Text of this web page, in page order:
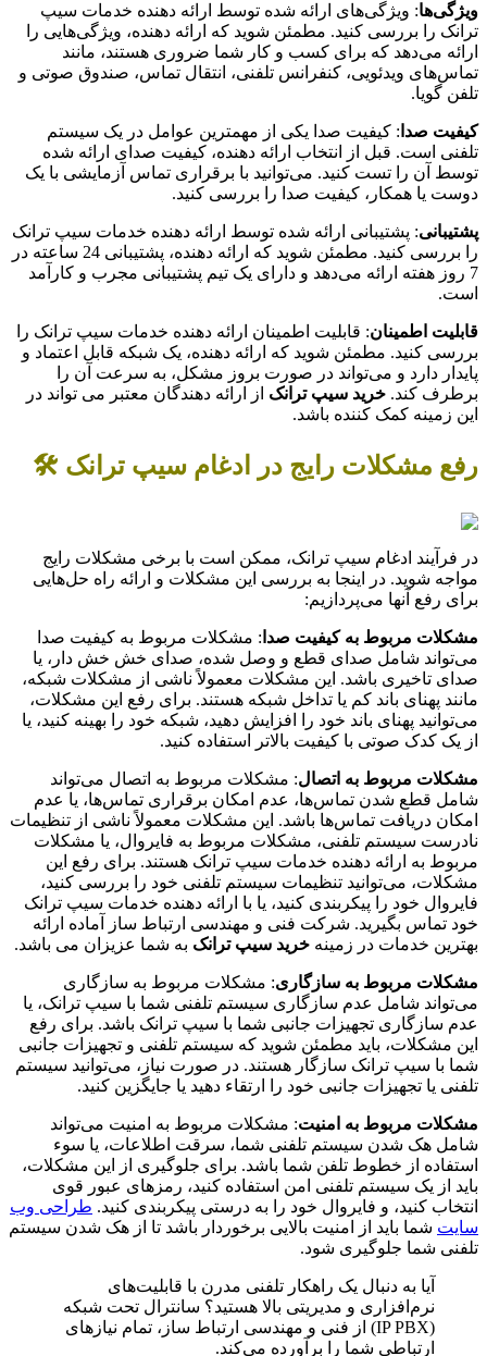
ویژگی‌ها: ویژگی‌های ارائه شده توسط ارائه دهنده خدمات سیپ
ترانک را بررسی کنید. مطمئن شوید که ارائه دهنده، ویژگی‌هایی را
ارائه می‌دهد که برای کسب و کار شما ضروری هستند، مانند
تماس‌های ویدئویی، کنفرانس تلفنی، انتقال تماس، صندوق صوتی و
تلفن گویا.
کیفیت صدا : کیفیت صدا یکی از مهمترین عوامل در یک سیستم
تلفنی است. قبل از انتخاب ارائه دهنده، کیفیت صدای ارائه شده
توسط آن را تست کنید. می‌توانید با برقراری تماس آزمایشی با یک
دوست یا همکار، کیفیت صدا را بررسی کنید.
پشتیبانی: پشتیبانی ارائه شده توسط ارائه دهنده خدمات سیپ ترانک
را بررسی کنید. مطمئن شوید که ارائه دهنده، پشتیبانی 24 ساعته در
7 روز هفته ارائه می‌دهد و دارای یک تیم پشتیبانی مجرب و کارآمد
است.
قابلیت اطمینان: قابلیت اطمینان ارائه دهنده خدمات سیپ ترانک را
بررسی کنید. مطمئن شوید که ارائه دهنده، یک شبکه قابل اعتماد و
پایدار دارد و می‌تواند در صورت بروز مشکل، به سرعت آن را
برطرف کند. خرید سیپ ترانک از ارائه دهندگان معتبر می تواند در
این زمینه کمک کننده باشد.
رفع مشکلات رایج در ادغام سیپ ترانک 🛠️
در فرآیند ادغام سیپ ترانک، ممکن است با برخی مشکلات رایج
مواجه شوید. در اینجا به بررسی این مشکلات و ارائه راه حل‌هایی
برای رفع آنها می‌پردازیم:
مشکلات مربوط به کیفیت صدا : مشکلات مربوط به کیفیت صدا
می‌تواند شامل صدای قطع و وصل شده، صدای خش خش دار، یا
صدای تاخیری باشد. این مشکلات معمولاً ناشی از مشکلات شبکه،
مانند پهنای باند کم یا تداخل شبکه هستند. برای رفع این مشکلات،
می‌توانید پهنای باند خود را افزایش دهید، شبکه خود را بهینه کنید، یا
از یک کدک صوتی با کیفیت بالاتر استفاده کنید.
مشکلات مربوط به اتصال: مشکلات مربوط به اتصال می‌تواند
شامل قطع شدن تماس‌ها، عدم امکان برقراری تماس‌ها، یا عدم
امکان دریافت تماس‌ها باشد. این مشکلات معمولاً ناشی از تنظیمات
نادرست سیستم تلفنی، مشکلات مربوط به فایروال، یا مشکلات
مربوط به ارائه دهنده خدمات سیپ ترانک هستند. برای رفع این
مشکلات، می‌توانید تنظیمات سیستم تلفنی خود را بررسی کنید،
فایروال خود را پیکربندی کنید، یا با ارائه دهنده خدمات سیپ ترانک
خود تماس بگیرید. شرکت فنی و مهندسی ارتباط ساز آماده ارائه
بهترین خدمات در زمینه خرید سیپ ترانک به شما عزیزان می باشد.
مشکلات مربوط به سازگاری: مشکلات مربوط به سازگاری
می‌تواند شامل عدم سازگاری سیستم تلفنی شما با سیپ ترانک، یا
عدم سازگاری تجهیزات جانبی شما با سیپ ترانک باشد. برای رفع
این مشکلات، باید مطمئن شوید که سیستم تلفنی و تجهیزات جانبی
شما با سیپ ترانک سازگار هستند. در صورت نیاز، می‌توانید سیستم
تلفنی یا تجهیزات جانبی خود را ارتقاء دهید یا جایگزین کنید.
مشکلات مربوط به امنیت: مشکلات مربوط به امنیت می‌تواند
شامل هک شدن سیستم تلفنی شما، سرقت اطلاعات، یا سوء
استفاده از خطوط تلفن شما باشد. برای جلوگیری از این مشکلات،
باید از یک سیستم تلفنی امن استفاده کنید، رمزهای عبور قوی
انتخاب کنید، و فایروال خود را به درستی پیکربندی کنید. طراحی وب
سایت شما باید از امنیت بالایی برخوردار باشد تا از هک شدن سیستم
تلفنی شما جلوگیری شود.
آیا به دنبال یک راهکار تلفنی مدرن با قابلیت‌های
نرم‌افزاری و مدیریتی بالا هستید؟ سانترال تحت شبکه
(IP PBX) از فنی و مهندسی ارتباط ساز، تمام نیازهای
ارتباطی شما را برآورده می‌کند.